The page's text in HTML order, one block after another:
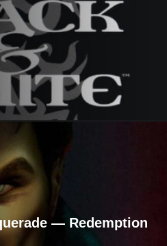
— Redemption